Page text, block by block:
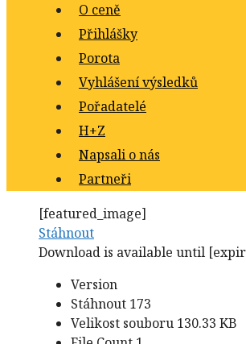
O ceně
Přihlášky
Porota
Vyhlášení výsledků
Pořadatelé
H+Z
Napsali o nás
Partneři
[featured_image]
Stáhnout
Download is available until
Version
Stáhnout 173
Velikost souboru 130.33 KB